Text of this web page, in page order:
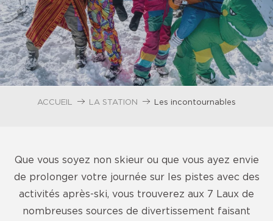
ACCUEIL LA STATION Les incontournables
Que vous soyez non skieur ou que vous ayez envie
de prolonger votre journée sur les pistes avec des
activités après-ski, vous trouverez aux 7 Laux de
nombreuses sources de divertissement faisant